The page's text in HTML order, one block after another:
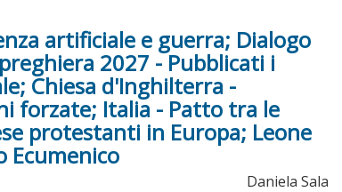
artificiale e guerra; Dialogo
2027 - Pubblicati i
Chiesa d'Inghilterra -
forzate; Italia - Patto tra le
protestanti in Europa; Leone
Ecumenico
Daniela Sala